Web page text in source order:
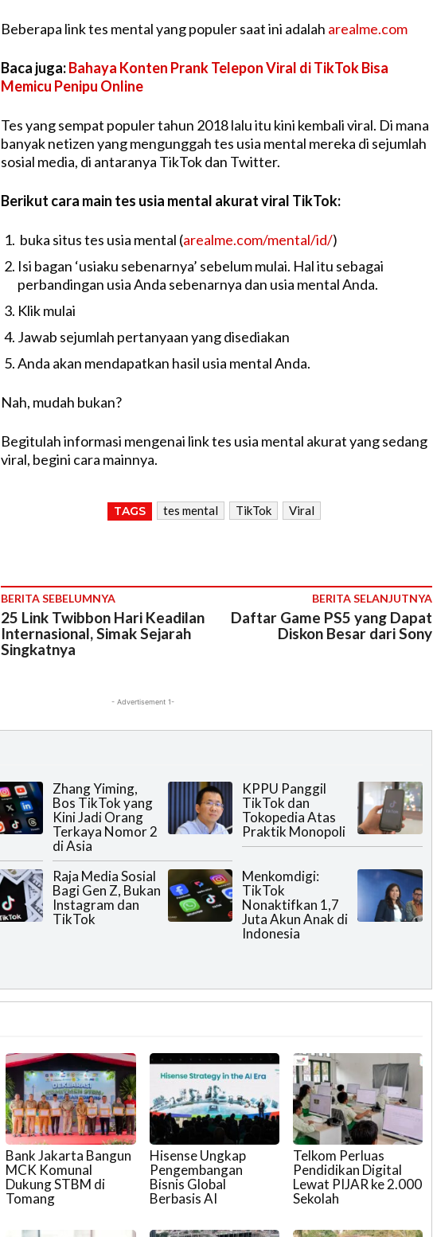
Beberapa link tes mental yang populer saat ini adalah arealme.com
Baca juga:Bahaya Konten Prank Telepon Viral di TikTok Bisa
Memicu Penipu Online
Tes yang sempat populer tahun 2018 lalu itu kini kembali viral. Di mana
banyak netizen yang mengunggah tes usia mental mereka di sejumlah
sosial media, di antaranya TikTok dan Twitter.
Berikut cara main tes usia mental akurat viral TikTok:
buka situs tes usia mental (arealme.com/mental/id/)
Isi bagan ‘usiaku sebenarnya’ sebelum mulai. Hal itu sebagai
perbandingan usia Anda sebenarnya dan usia mental Anda.
Klik mulai
Jawab sejumlah pertanyaan yang disediakan
Anda akan mendapatkan hasil usia mental Anda.
Nah, mudah bukan?
Begitulah informasi mengenai link tes usia mental akurat yang sedang
viral, begini cara mainnya.
TAGS tes mental TikTok Viral
BERITA SEBELUMNYA
25 Link Twibbon Hari Keadilan
Internasional, Simak Sejarah
Singkatnya
BERITA SELANJUTNYA
Daftar Game PS5 yang Dapat
Diskon Besar dari Sony
- Advertisement 1-
Zhang Yiming,
Bos TikTok yang
Kini Jadi Orang
Terkaya Nomor 2
di Asia
KPPU Panggil
TikTok dan
Tokopedia Atas
Praktik Monopoli
Raja Media Sosial
Bagi Gen Z, Bukan
Instagram dan
TikTok
Menkomdigi:
TikTok
Nonaktifkan 1,7
Juta Akun Anak di
Indonesia
Bank Jakarta Bangun
MCK Komunal
Dukung STBM di
Tomang
Hisense Ungkap
Pengembangan
Bisnis Global
Berbasis AI
Telkom Perluas
Pendidikan Digital
Lewat PIJAR ke 2.000
Sekolah